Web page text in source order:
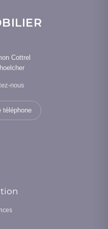
Cottrel
nous
téléphone